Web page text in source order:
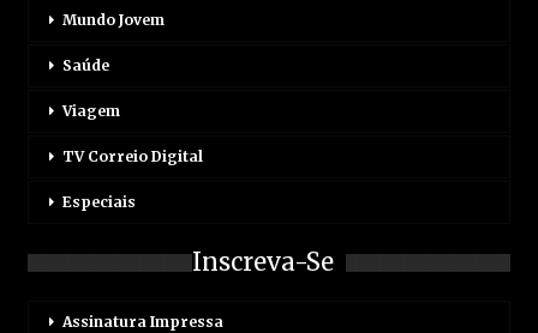
Mundo Jovem
Saúde
Viagem
TV Correio Digital
Especiais
Inscreva-Se
Assinatura Impressa